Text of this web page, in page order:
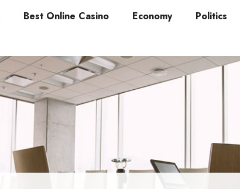
Best Online Casino Economy Politics